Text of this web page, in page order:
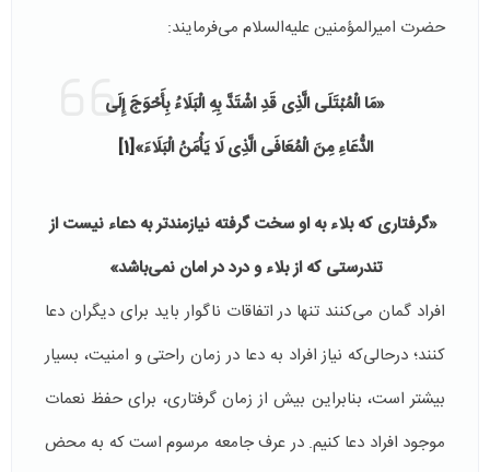
حضرت امیرالمؤمنین علیه‌السلام می‌فرمایند:
«مَا الْمُبْتَلَى الَّذِی قَدِ اشْتَدَّ بِهِ الْبَلَاءُ بِأَحْوَجَ إِلَى
الدُّعَاءِ مِنَ الْمُعَافَى الَّذِی لَا يَأْمَنُ الْبَلَاءَ»[1]
«گرفتارى كه بلاء به او سخت گرفته نیازمندتر به دعاء نیست از
تندرستى كه از بلاء و درد در امان نمی‌باشد»
افراد گمان می‌کنند تنها در اتفاقات ناگوار باید برای دیگران دعا
‌کنند؛ درحالی‌که نیاز افراد به دعا در زمان راحتی و امنیت، بسیار
بیشتر است، بنابراین بیش از زمان گرفتاری، برای حفظ نعمات
موجود افراد دعا کنیم. در عرف جامعه مرسوم است که به محض